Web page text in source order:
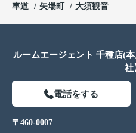
車道
矢場町 大須観音
ルームエージェント 千種店(
社
電話をする
〒460-0007